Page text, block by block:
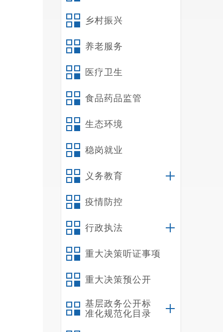
乡村振兴
养老服务
医疗卫生
食品药品监管
生态环境
稳岗就业
义务教育
疫情防控
行政执法
重大决策听证事项
重大决策预公开
基层政务公开标
准化规范化目录